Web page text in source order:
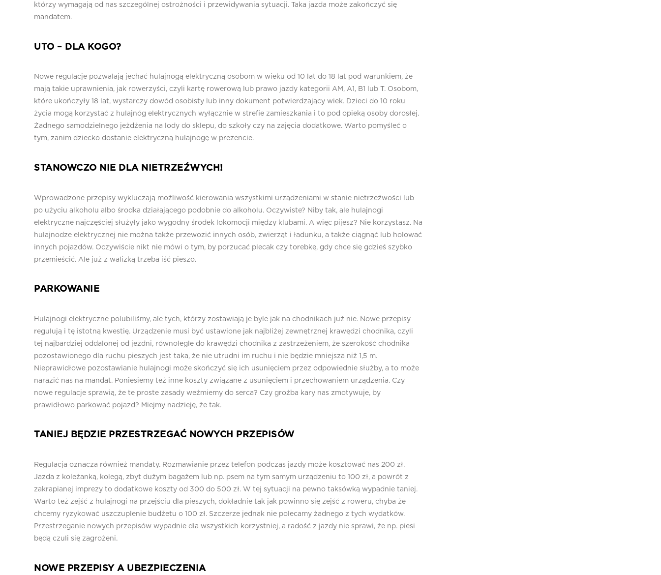
którzy wymagają od nas szczególnej ostrożności i przewidywania sytuacji. Taka jazda może zakończyć się
mandatem.
UTO – DLA KOGO?
Nowe regulacje pozwalają jechać hulajnogą elektryczną osobom w wieku od 10 lat do 18 lat pod warunkiem, że
mają takie uprawnienia, jak rowerzyści, czyli kartę rowerową lub prawo jazdy kategorii AM, A1, B1 lub T. Osobom,
które ukończyły 18 lat, wystarczy dowód osobisty lub inny dokument potwierdzający wiek. Dzieci do 10 roku
życia mogą korzystać z hulajnóg elektrycznych wyłącznie w strefie zamieszkania i to pod opieką osoby dorosłej.
Żadnego samodzielnego jeżdżenia na lody do sklepu, do szkoły czy na zajęcia dodatkowe. Warto pomyśleć o
tym, zanim dziecko dostanie elektryczną hulajnogę w prezencie.
STANOWCZO NIE DLA NIETRZEŹWYCH!
Wprowadzone przepisy wykluczają możliwość kierowania wszystkimi urządzeniami w stanie nietrzeźwości lub
po użyciu alkoholu albo środka działającego podobnie do alkoholu. Oczywiste? Niby tak, ale hulajnogi
elektryczne najczęściej służyły jako wygodny środek lokomocji między klubami. A więc pijesz? Nie korzystasz. Na
hulajnodze elektrycznej nie można także przewozić innych osób, zwierząt i ładunku, a także ciągnąć lub holować
innych pojazdów. Oczywiście nikt nie mówi o tym, by porzucać plecak czy torebkę, gdy chce się gdzieś szybko
przemieścić. Ale już z walizką trzeba iść pieszo.
PARKOWANIE
Hulajnogi elektryczne polubiliśmy, ale tych, którzy zostawiają je byle jak na chodnikach już nie. Nowe przepisy
regulują i tę istotną kwestię. Urządzenie musi być ustawione jak najbliżej zewnętrznej krawędzi chodnika, czyli
tej najbardziej oddalonej od jezdni, równolegle do krawędzi chodnika z zastrzeżeniem, że szerokość chodnika
pozostawionego dla ruchu pieszych jest taka, że nie utrudni im ruchu i nie będzie mniejsza niż 1,5 m.
Nieprawidłowe pozostawianie hulajnogi może skończyć się ich usunięciem przez odpowiednie służby, a to może
narazić nas na mandat. Poniesiemy też inne koszty związane z usunięciem i przechowaniem urządzenia. Czy
nowe regulacje sprawią, że te proste zasady weźmiemy do serca? Czy groźba kary nas zmotywuje, by
prawidłowo parkować pojazd? Miejmy nadzieję, że tak.
TANIEJ BĘDZIE PRZESTRZEGAĆ NOWYCH PRZEPISÓW
Regulacja oznacza również mandaty. Rozmawianie przez telefon podczas jazdy może kosztować nas 200 zł.
Jazda z koleżanką, kolegą, zbyt dużym bagażem lub np. psem na tym samym urządzeniu to 100 zł, a powrót z
zakrapianej imprezy to dodatkowe koszty od 300 do 500 zł. W tej sytuacji na pewno taksówką wypadnie taniej.
Warto też zejść z hulajnogi na przejściu dla pieszych, dokładnie tak jak powinno się zejść z roweru, chyba że
chcemy ryzykować uszczuplenie budżetu o 100 zł. Szczerze jednak nie polecamy żadnego z tych wydatków.
Przestrzeganie nowych przepisów wypadnie dla wszystkich korzystniej, a radość z jazdy nie sprawi, że np. piesi
będą czuli się zagrożeni.
NOWE PRZEPISY A UBEZPIECZENIA